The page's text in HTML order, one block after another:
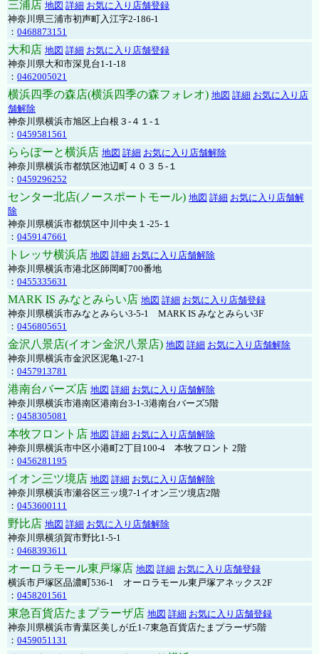
三浦店 地図 詳細 お気に入り店舗登録
神奈川県三浦市初声町入江字2-186-1
： 0468873151
大和店 地図 詳細 お気に入り店舗登録
神奈川県大和市深見台1-1-18
： 0462005021
横浜四季の森店(横浜四季の森フォレオ) 地図 詳細 お気に入り店
舗解除
神奈川県横浜市旭区上白根３-４１-１
： 0459581561
ららぽーと横浜店 地図 詳細 お気に入り店舗解除
神奈川県横浜市都筑区池辺町４０３５-１
： 0459296252
センター北店(ノースポートモール) 地図 詳細 お気に入り店舗解
除
神奈川県横浜市都筑区中川中央１-25-１
： 0459147661
トレッサ横浜店 地図 詳細 お気に入り店舗解除
神奈川県横浜市港北区師岡町700番地
： 0455335631
MARK IS みなとみらい店 地図 詳細 お気に入り店舗登録
神奈川県横浜市みなとみらい3-5-1 MARK IS みなとみらい3F
： 0456805651
金沢八景店(イオン金沢八景店) 地図 詳細 お気に入り店舗解除
神奈川県横浜市金沢区泥亀1-27-1
： 0457913781
港南台バーズ店 地図 詳細 お気に入り店舗解除
神奈川県横浜市港南区港南台3-1-3港南台バーズ5階
： 0458305081
本牧フロント店 地図 詳細 お気に入り店舗解除
神奈川県横浜市中区小港町2丁目100-4 本牧フロント 2階
： 0456281195
イオン三ツ境店 地図 詳細 お気に入り店舗解除
神奈川県横浜市瀬谷区三ッ境7-1イオン三ツ境店2階
： 0453600111
野比店 地図 詳細 お気に入り店舗解除
神奈川県横須賀市野比1-5-1
： 0468393611
オーロラモール東戸塚店 地図 詳細 お気に入り店舗登録
横浜市戸塚区品濃町536-1 オーロラモール東戸塚アネックス2F
： 0458201561
東急百貨店たまプラーザ店 地図 詳細 お気に入り店舗登録
神奈川県横浜市青葉区美しが丘1-7東急百貨店たまプラーザ5階
： 0459051131